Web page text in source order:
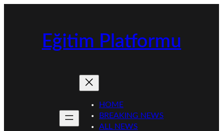
Eğitim Platformu
HOME
BREAKING NEWS
ALL NEWS